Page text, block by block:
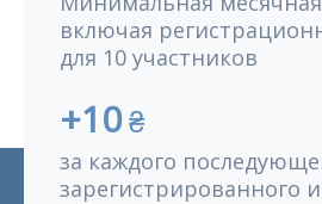
включая
для 10 участников
+10₴
за каждого
зарегистрированного